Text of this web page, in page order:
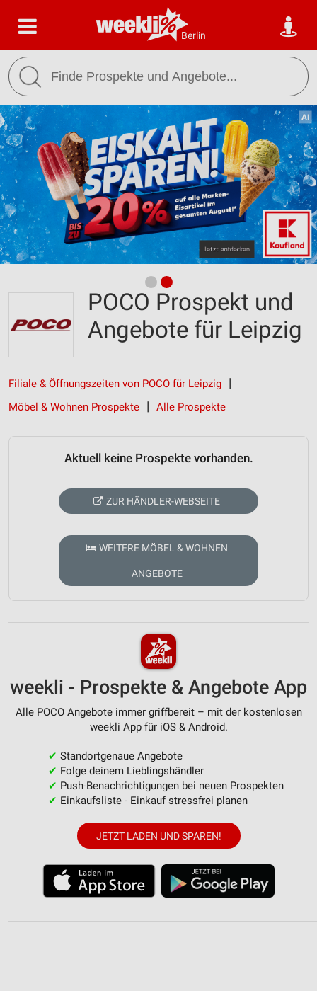
Berlin
POCO Prospekt und
Angebote für Leipzig
Filiale & Öffnungszeiten von POCO für Leipzig
Möbel & Wohnen Prospekte
Alle Prospekte
Aktuell keine Prospekte vorhanden.
ZUR HÄNDLER-WEBSEITE
WEITERE MÖBEL & WOHNEN
ANGEBOTE
weekli - Prospekte & Angebote App
Alle POCO Angebote immer griffbereit – mit der kostenlosen
weekli App für iOS & Android.
✔ Standortgenaue Angebote
✔ Folge deinem Lieblingshändler
✔ Push-Benachrichtigungen bei neuen Prospekten
✔ Einkaufsliste - Einkauf stressfrei planen
JETZT LADEN UND SPAREN!